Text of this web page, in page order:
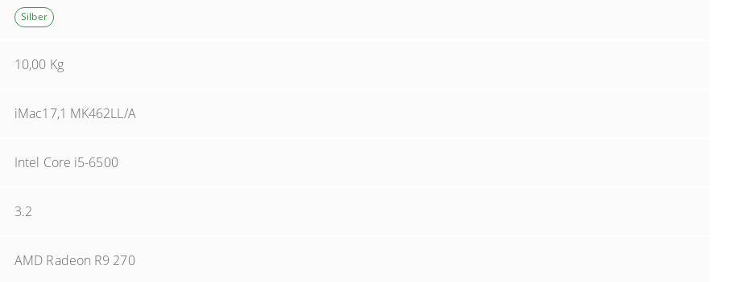
Silber
10,00 Kg
iMac17,1 MK462LL/A
Intel Core i5-6500
3.2
AMD Radeon R9 270